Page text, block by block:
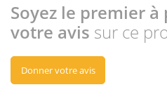
Soyez le premier à
votre avis sur ce
Donner votre avis